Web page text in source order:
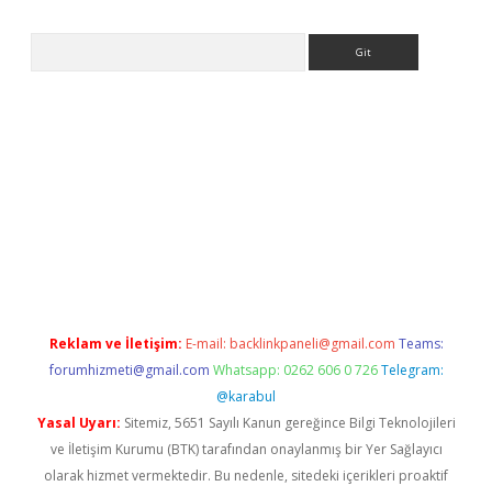
Reklam ve İletişim: E-mail: backlinkpaneli@gmail.com Teams:
forumhizmeti@gmail.com Whatsapp: 0262 606 0 726 Telegram:
@karabul
Yasal Uyarı: Sitemiz, 5651 Sayılı Kanun gereğince Bilgi Teknolojileri
ve İletişim Kurumu (BTK) tarafından onaylanmış bir Yer Sağlayıcı
olarak hizmet vermektedir. Bu nedenle, sitedeki içerikleri proaktif